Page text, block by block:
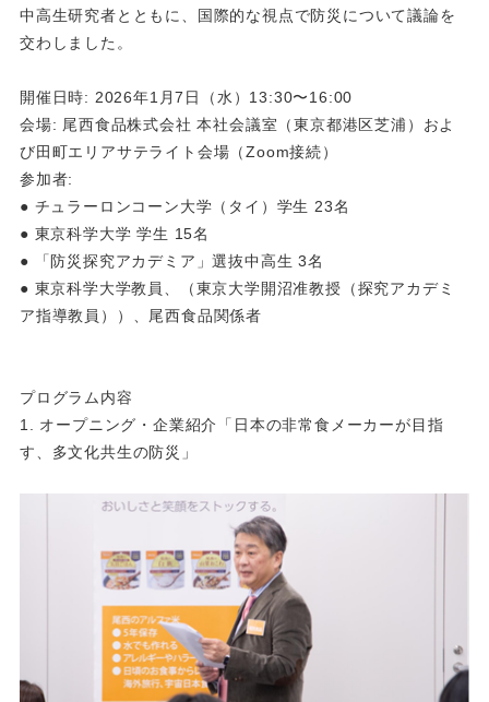
中高生研究者とともに、国際的な視点で防災について議論を
交わしました。
開催日時: 2026年1月7日（水）13:30〜16:00
会場: 尾西食品株式会社 本社会議室（東京都港区芝浦）およ
び田町エリアサテライト会場（Zoom接続）
参加者:
● チュラーロンコーン大学（タイ）学生 23名
● 東京科学大学 学生 15名
● 「防災探究アカデミア」選抜中高生 3名
● 東京科学大学教員、（東京大学開沼准教授（探究アカデミ
ア指導教員））、尾西食品関係者
プログラム内容
1. オープニング・企業紹介「日本の非常食メーカーが目指
す、多文化共生の防災」